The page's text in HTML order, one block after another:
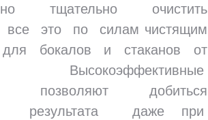
тщательно очистить
это по силам чистящим
для бокалов и стаканов от
Высокоэффективные
позволяют добиться
результата даже при